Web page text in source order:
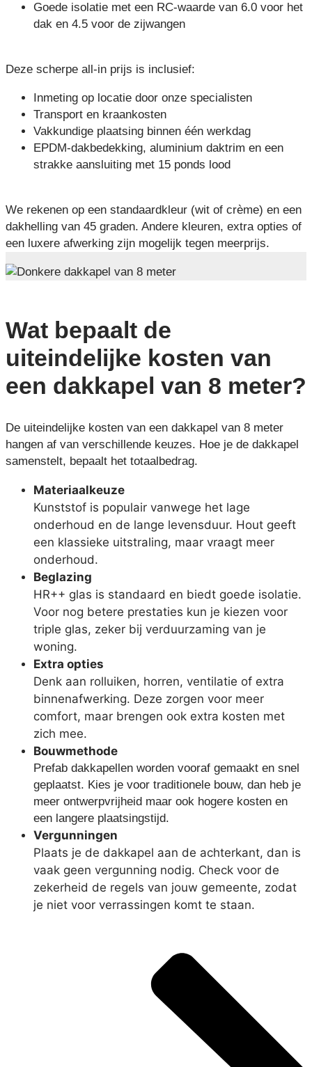
Goede isolatie met een RC-waarde van 6.0 voor het
dak en 4.5 voor de zijwangen
Deze scherpe all-in prijs is inclusief:
Inmeting op locatie door onze specialisten
Transport en kraankosten
Vakkundige plaatsing binnen één werkdag
EPDM-dakbedekking, aluminium daktrim en een
strakke aansluiting met 15 ponds lood
We rekenen op een standaardkleur (wit of crème) en een
dakhelling van 45 graden. Andere kleuren, extra opties of
een luxere afwerking zijn mogelijk tegen meerprijs.
Wat bepaalt de
uiteindelijke kosten van
een dakkapel van 8 meter?
De uiteindelijke kosten van een dakkapel van 8 meter
hangen af van verschillende keuzes. Hoe je de dakkapel
samenstelt, bepaalt het totaalbedrag.
Materiaalkeuze
Kunststof is populair vanwege het lage
onderhoud en de lange levensduur. Hout geeft
een klassieke uitstraling, maar vraagt meer
onderhoud.
Beglazing
HR++ glas is standaard en biedt goede isolatie.
Voor nog betere prestaties kun je kiezen voor
triple glas, zeker bij verduurzaming van je
woning.
Extra opties
Denk aan rolluiken, horren, ventilatie of extra
binnenafwerking. Deze zorgen voor meer
comfort, maar brengen ook extra kosten met
zich mee.
Bouwmethode
Prefab dakkapellen worden vooraf gemaakt en snel
geplaatst. Kies je voor traditionele bouw, dan heb je
meer ontwerpvrijheid maar ook hogere kosten en
een langere plaatsingstijd.
Vergunningen
Plaats je de dakkapel aan de achterkant, dan is
vaak geen vergunning nodig. Check voor de
zekerheid de regels van jouw gemeente, zodat
je niet voor verrassingen komt te staan.